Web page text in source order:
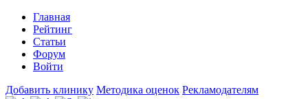
Главная
Рейтинг
Статьи
Форум
Войти
Добавить клинику Методика оценок Рекламодателям